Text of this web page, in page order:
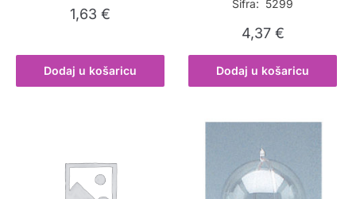
1,63€
Dodaj u košaricu
Šifra: 5299
4,37 €
Dodaj u košaricu